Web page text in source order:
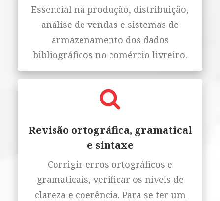
Essencial na produção, distribuição,
análise de vendas e sistemas de
armazenamento dos dados
bibliográficos no comércio livreiro.
Revisão ortográfica, gramatical
e sintaxe
Corrigir erros ortográficos e
gramaticais, verificar os níveis de
clareza e coerência. Para se ter um